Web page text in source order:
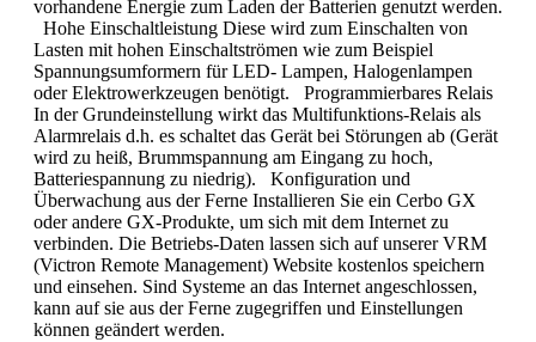
vorhandene Energie zum Laden der Batterien genutzt werden.
Hohe Einschaltleistung Diese wird zum Einschalten von
Lasten mit hohen Einschaltströmen wie zum Beispiel
Spannungsumformern für LED- Lampen, Halogenlampen
oder Elektrowerkzeugen benötigt. Programmierbares Relais
In der Grundeinstellung wirkt das Multifunktions-Relais als
Alarmrelais d.h. es schaltet das Gerät bei Störungen ab (Gerät
wird zu heiß, Brummspannung am Eingang zu hoch,
Batteriespannung zu niedrig). Konfiguration und
Überwachung aus der Ferne Installieren Sie ein Cerbo GX
oder andere GX-Produkte, um sich mit dem Internet zu
verbinden. Die Betriebs-Daten lassen sich auf unserer VRM
(Victron Remote Management) Website kostenlos speichern
und einsehen. Sind Systeme an das Internet angeschlossen,
kann auf sie aus der Ferne zugegriffen und Einstellungen
können geändert werden.